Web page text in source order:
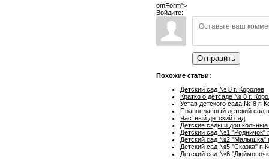
omForm">
Войдите:
Отправить
Похожие статьи:
Детский сад № 8 г. Королев
Кратко о детсаде № 8 г.
Устав детского сада № 8 г.
Православный детский сад
Частный детский сад
Детские сады и
Детский сад №1 "Родничок"
Детский сад №2 "Малышка"
Детский сад №5 "Сказка" г.
Детский сад №6